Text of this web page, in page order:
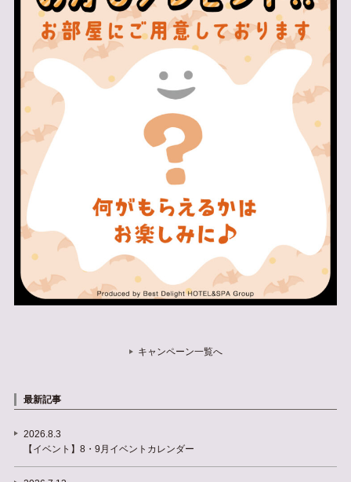
キャンペーン一覧へ
最新記事
2026.8.3
【イベント】8・9月イベントカレンダー